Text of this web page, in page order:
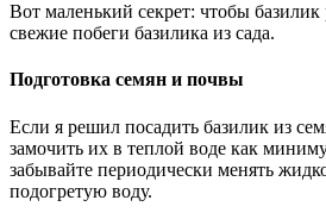
Вот маленький секрет: чтобы
свежие побеги базилика из сада.
Подготовка семян и почвы
Если я решил посадить базилик из
замочить их в теплой воде как
забывайте периодически менять
подогретую воду.